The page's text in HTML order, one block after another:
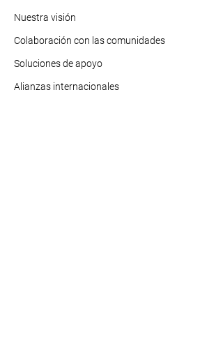
Nuestra visión
Colaboración con las comunidades
Soluciones de apoyo
Alianzas internacionales